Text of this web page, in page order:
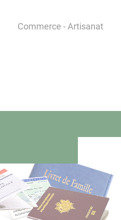
Commerce - Artisanat